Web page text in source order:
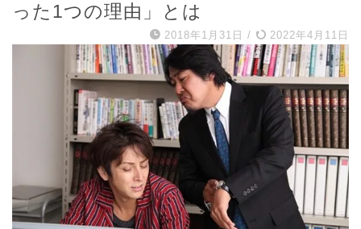
った1つの理由」とは
2018年1月31日 / 2022年4月11日